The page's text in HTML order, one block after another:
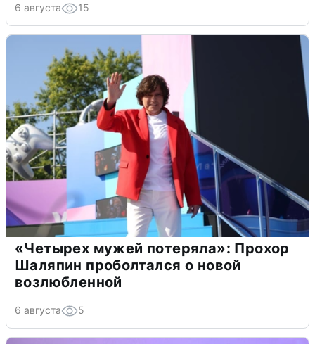
6 августа 15
«Четырех мужей потеряла»: Прохор
Шаляпин проболтался о новой
возлюбленной
6 августа 5